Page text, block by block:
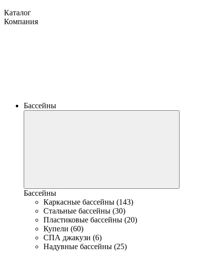
Каталог
Компания
Бассейны
Бассейны
Каркасные бассейны (143)
Стальные бассейны (30)
Пластиковые бассейны (20)
Купели (60)
СПА джакузи (6)
Надувные бассейны (25)